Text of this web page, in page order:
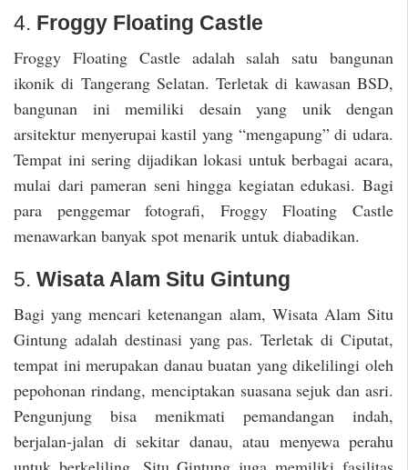
4. Froggy Floating Castle
Froggy Floating Castle adalah salah satu bangunan
ikonik di Tangerang Selatan. Terletak di kawasan BSD,
bangunan ini memiliki desain yang unik dengan
arsitektur menyerupai kastil yang “mengapung” di udara.
Tempat ini sering dijadikan lokasi untuk berbagai acara,
mulai dari pameran seni hingga kegiatan edukasi. Bagi
para penggemar fotografi, Froggy Floating Castle
menawarkan banyak spot menarik untuk diabadikan.
5. Wisata Alam Situ Gintung
Bagi yang mencari ketenangan alam, Wisata Alam Situ
Gintung adalah destinasi yang pas. Terletak di Ciputat,
tempat ini merupakan danau buatan yang dikelilingi oleh
pepohonan rindang, menciptakan suasana sejuk dan asri.
Pengunjung bisa menikmati pemandangan indah,
berjalan-jalan di sekitar danau, atau menyewa perahu